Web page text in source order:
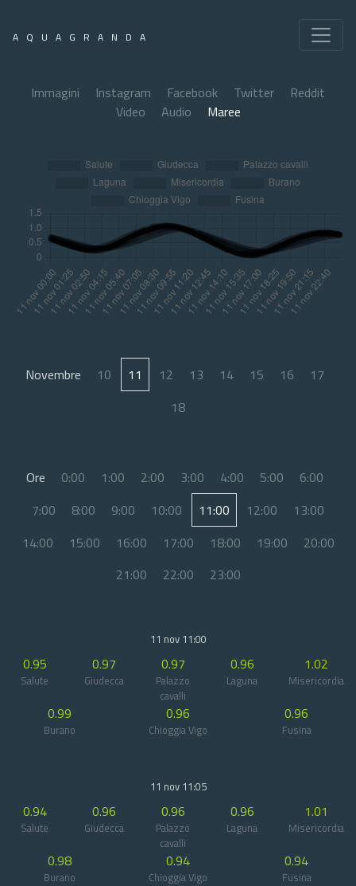
AQUAGRANDA
Immagini Instagram Facebook Twitter
Reddit
Video
Audio Maree
Novembre 10 11 12 13 14 15 16
17
18
Ore 0:00 1:00 2:00 3:00 4:00 5:00
6:00
7:00
8:00 9:00 10:00 11:00 12:00
13:00
14:00
15:00 16:00 17:00 18:00 19:00
20:00
21:00
22:00 23:00
11 nov 11:00
0.95
Salute
0.97
Giudecca
0.97
Palazzo
cavalli
0.96
Laguna
1.02
Misericordia
0.99
Burano
0.96
Chioggia Vigo
0.96
Fusina
11 nov 11:05
0.94
Salute
0.96
Giudecca
0.96
Palazzo
cavalli
0.96
Laguna
1.01
Misericordia
0.98
Burano
0.94
Chioggia Vigo
0.94
Fusina